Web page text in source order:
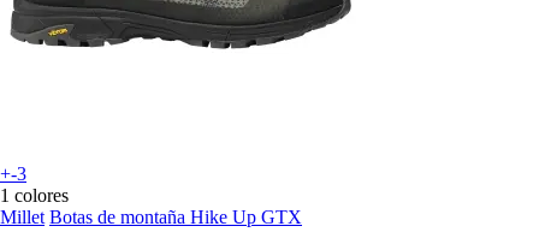
+-3
1 colores
Millet Botas de montaña Hike Up GTX